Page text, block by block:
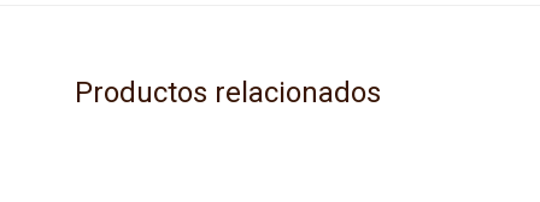
Productos relacionados